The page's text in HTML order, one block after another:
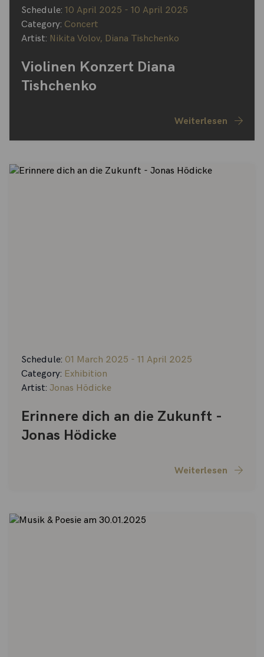
Schedule: 10 April 2025 - 10 April 2025
Category: Concert
Artist: Nikita Volov, Diana Tishchenko
Violinen Konzert Diana
Tishchenko
Weiterlesen
Schedule: 01 March 2025 - 11 April 2025
Category: Exhibition
Artist: Jonas Hödicke
Erinnere dich an die Zukunft -
Jonas Hödicke
Weiterlesen